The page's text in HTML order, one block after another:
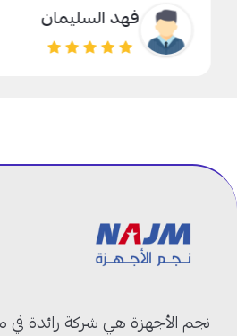
فهد السليمان
نجم الأجهزة هي شركة رائدة في